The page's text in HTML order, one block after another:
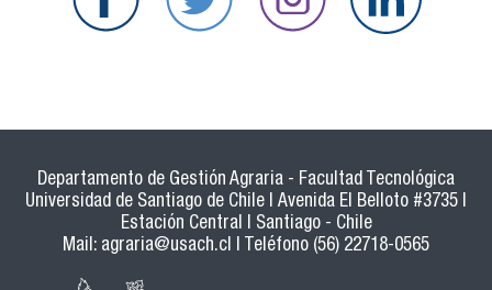
Departamento de Gestión Agraria - Facultad Tecnológica
Universidad de Santiago de Chile | Avenida El Belloto #3735 |
Estación Central | Santiago - Chile
Mail: agraria@usach.cl | Teléfono (56) 22718-0565